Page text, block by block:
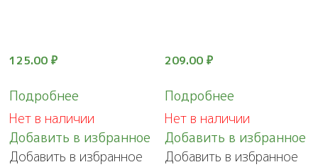
125.00 ₽
Подробнее
Нет в наличии
Добавить в избранное
Добавить в избранное
209.00₽
Подробнее
Нет в наличии
Добавить в избранное
Добавить в избранное